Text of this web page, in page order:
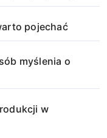
pojechać
myślenia o
w